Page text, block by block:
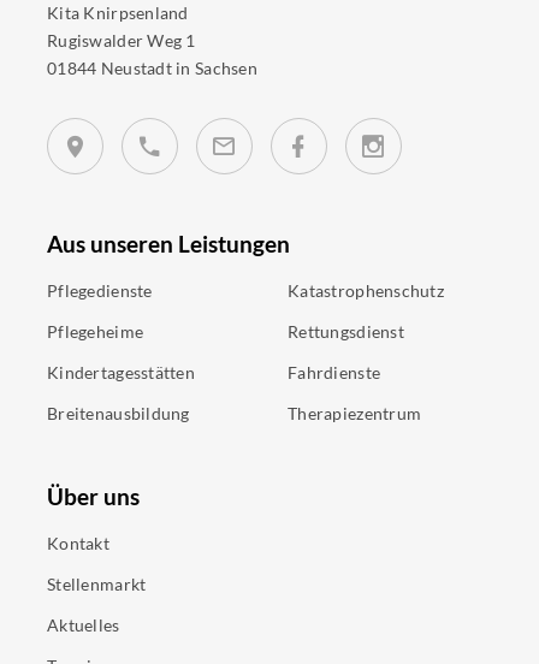
Kita Knirpsenland
Rugiswalder Weg 1
01844 Neustadt in Sachsen
Aus unseren Leistungen
Pflegedienste
Pflegeheime
Kindertagesstätten
Breitenausbildung
Katastrophenschutz
Rettungsdienst
Fahrdienste
Therapiezentrum
Über uns
Kontakt
Stellenmarkt
Aktuelles